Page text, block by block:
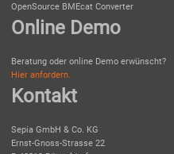
OpenSource BMEcat Converter
Online Demo
Beratung oder online Demo erwünscht?
Hier anfordern.
Kontakt
Sepia GmbH & Co. KG
Ernst-Gnoss-Strasse 22